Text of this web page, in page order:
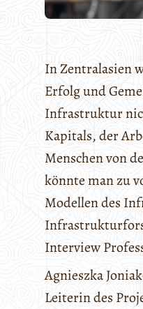
In Zentralasien
Erfolg und
Infrastruktur
Kapitals, der
Menschen von
könnte man zu
Modellen des
Interview
Agnieszka
Leiterin des